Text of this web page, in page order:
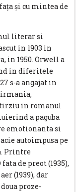
şi cu mintea de
literar si
in 1903 in
in 1950. Orwell a
in diferitele
s-a angajat in
in romanul
a paguba
emotionanta si
autoimpusa pe
Printre
de preot (1935),
(1939), dar
proze-